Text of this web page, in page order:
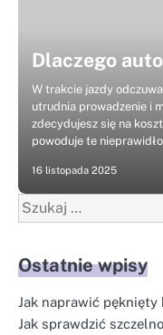
Dlaczego
W trakcie jazdy
utrudnia prowadzenie i
zdecydujesz się na
powoduje te
16 listopada 2025
Szukaj:
Ostatnie wpisy
Jak naprawić
Jak sprawdzić